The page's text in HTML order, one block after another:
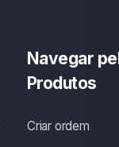
Navegar
Produtos
Criar ordem